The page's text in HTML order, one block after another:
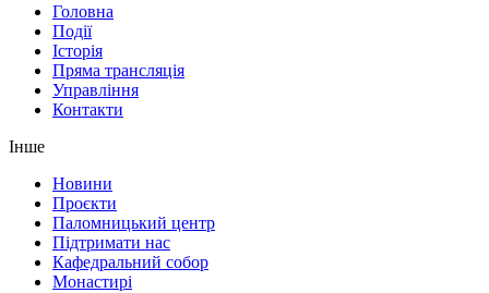
Головна
Події
Історія
Пряма трансляція
Управління
Контакти
Інше
Новини
Проєкти
Паломницький центр
Підтримати нас
Кафедральний собор
Монастирі